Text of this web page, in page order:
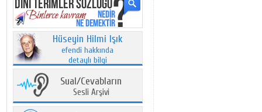
Hüseyin Hilmi Işık
efendi hakkında
detaylı bilgi
Sual/Cevabların
Sesli Arşivi